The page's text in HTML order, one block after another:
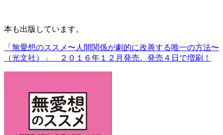
本も出版しています。
「無愛想のススメ〜人間関係が劇的に改善する唯一の方法〜
（光文社）」 ２０１６年１２月発売。発売４日で増刷！